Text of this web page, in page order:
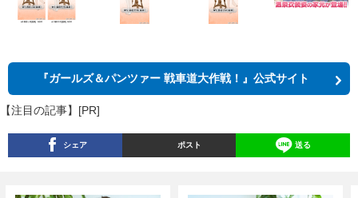
『ガールズ＆パンツァー 戦車道大作戦！』公式サイト
【注目の記事】[PR]
シェア ポスト 送る